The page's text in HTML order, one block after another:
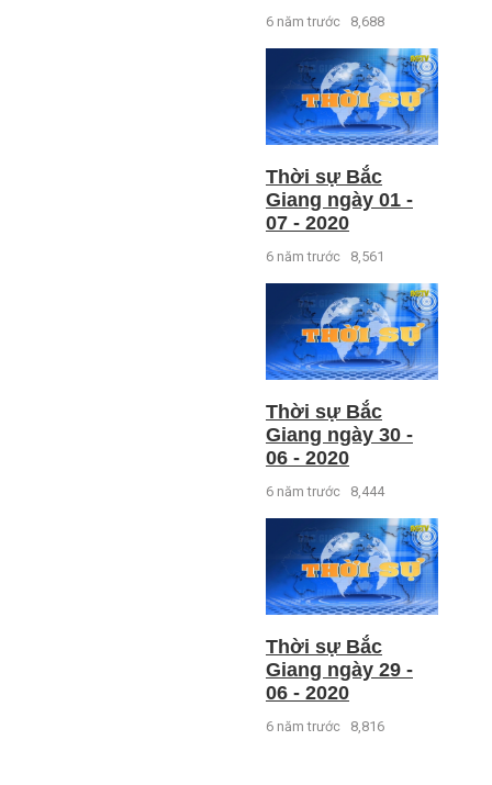
6 năm trước 8,688
Thời sự Bắc
Giang ngày 01 -
07 - 2020
6 năm trước 8,561
Thời sự Bắc
Giang ngày 30 -
06 - 2020
6 năm trước 8,444
Thời sự Bắc
Giang ngày 29 -
06 - 2020
6 năm trước 8,816